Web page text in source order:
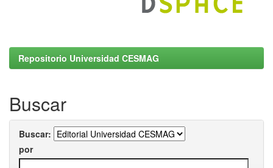
Repositorio Universidad CESMAG
Buscar
Buscar:
por